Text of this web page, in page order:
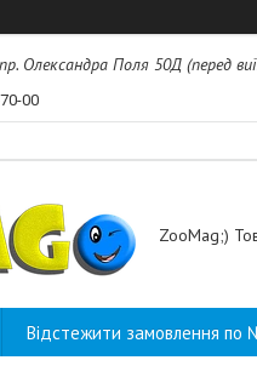
Олександра Поля 50Д (перед
00
ZooMag;)
Відстежити замовлення по